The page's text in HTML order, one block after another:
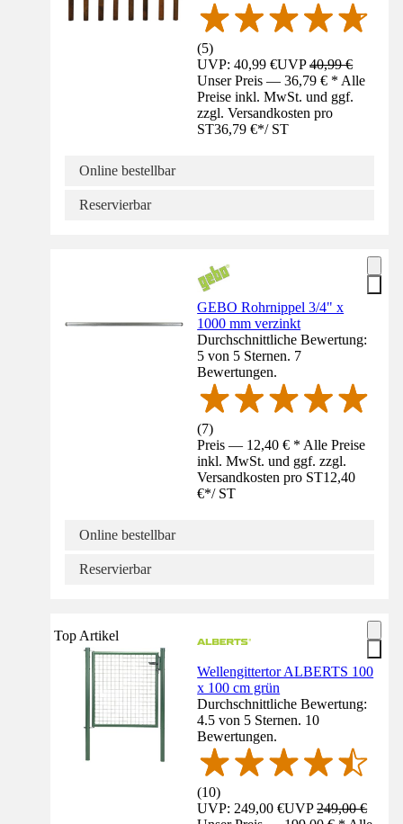
(5)
UVP: 40,99 €UVP40,99 €
Unser Preis — 36,79 € * Alle
Preise inkl. MwSt. und ggf.
zzgl. Versandkosten pro
ST36,79 €*/ ST
Online bestellbar
Reservierbar
GEBO Rohrnippel 3/4" x
1000 mm verzinkt
Durchschnittliche Bewertung:
5 von 5 Sternen. 7
Bewertungen.
(7)
Preis — 12,40 € * Alle Preise
inkl. MwSt. und ggf. zzgl.
Versandkosten pro ST12,40
€*/ ST
Online bestellbar
Reservierbar
Top Artikel
Wellengittertor ALBERTS 100
x 100 cm grün
Durchschnittliche Bewertung:
4.5 von 5 Sternen. 10
Bewertungen.
(10)
UVP: 249,00 €UVP249,00 €